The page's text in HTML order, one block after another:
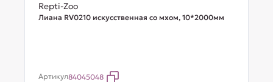
Repti-Zoo
Лиана RV0210 искусственная со мхом, 10*2000мм
Артикул84045048